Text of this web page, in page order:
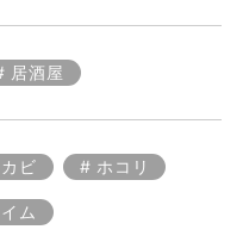
居酒屋
カビ ホコリ
ム